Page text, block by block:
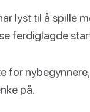
lyst til å spille
ferdiglagde
for
på.